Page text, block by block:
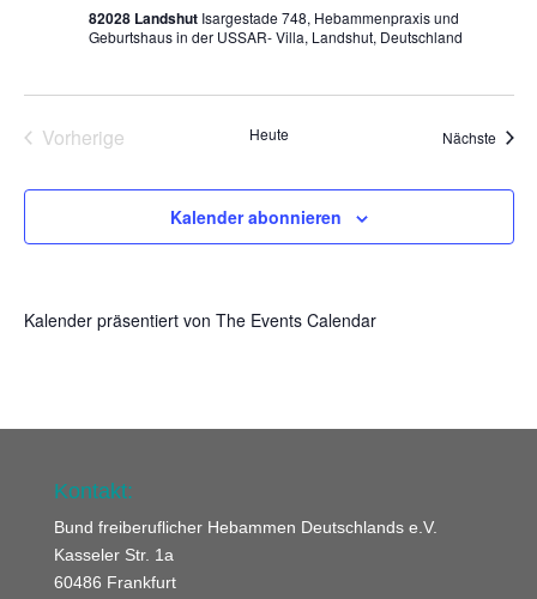
82028 Landshut Isargestade 748, Hebammenpraxis und
Geburtshaus in der USSAR- Villa, Landshut, Deutschland
Vorherige
Heute Nächste
Kalender abonnieren
Kalender präsentiert von The Events Calendar
Kontakt:
Bund freiberuflicher Hebammen Deutschlands e.V.
Kasseler Str. 1a
60486 Frankfurt